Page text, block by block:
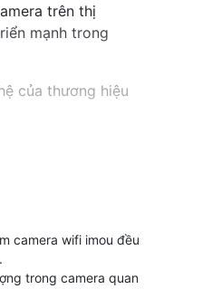
trên thị
mạnh trong
của thương hiệu
ninh, Camera
khác nhau,
camera wifi imou đều
trong camera quan